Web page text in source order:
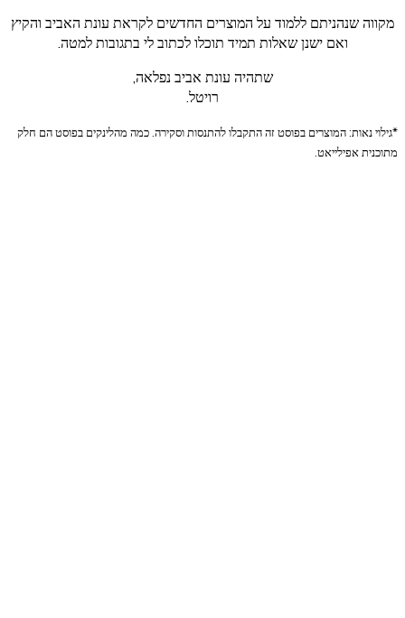
מקווה שנהניתם ללמוד על המוצרים החדשים לקראת עונת האביב והקיץ
ואם ישנן שאלות תמיד תוכלו לכתוב לי בתגובות למטה.
שתהיה עונת אביב נפלאה,
רויטל.
*גילוי נאות: המוצרים בפוסט זה התקבלו להתנסות וסקירה. כמה מהלינקים בפוסט הם חלק
מתוכנית אפילייאט.